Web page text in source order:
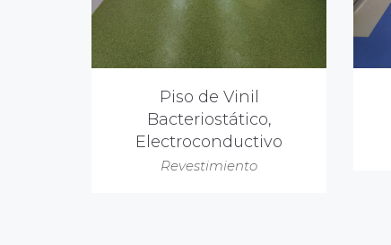
Piso de Vinil
Bacteriostático,
Electroconductivo
Revestimiento